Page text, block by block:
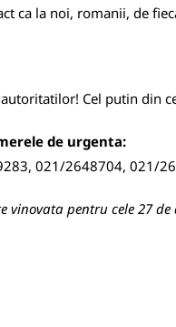
ca la noi, romanii, de
Cel putin din
de urgenta:
021/2648704, 021/
vinovata pentru cele 27